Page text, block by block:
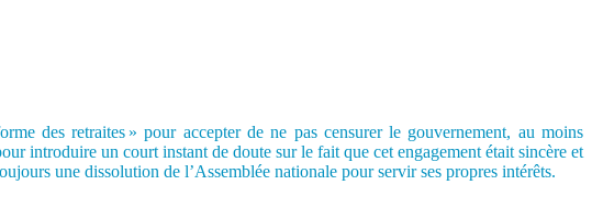
des retraites » pour accepter de ne pas censurer le gouvernement, au moins
introduire un court instant de doute sur le fait que cet engagement était sincère et
une dissolution de l’Assemblée nationale pour servir ses propres intérêts.